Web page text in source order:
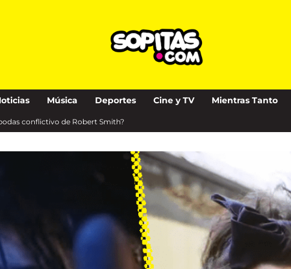
Música Deportes Cine y TV Mientras Tanto
conflictivo de Robert Smith?